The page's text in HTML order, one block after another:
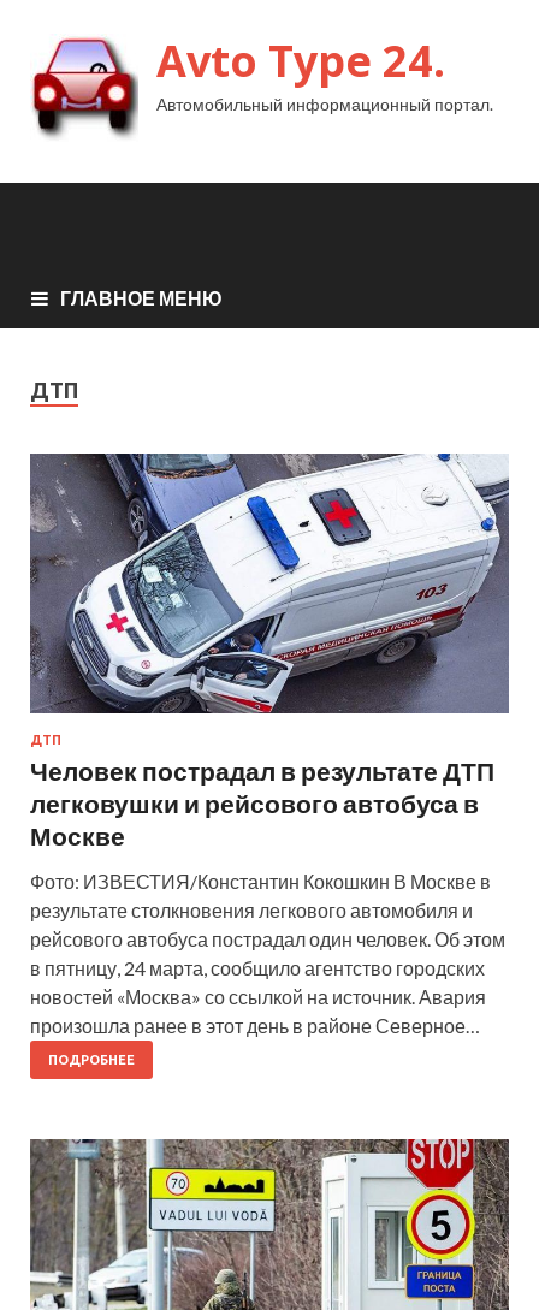
Avto Type 24.
Автомобильный информационный портал.
ГЛАВНОЕ МЕНЮ
ДТП
ДТП
Человек пострадал в результате ДТП
легковушки и рейсового автобуса в
Москве
Фото: ИЗВЕСТИЯ/Константин Кокошкин В Москве в
результате столкновения легкового автомобиля и
рейсового автобуса пострадал один человек. Об этом
в пятницу, 24 марта, сообщило агентство городских
новостей «Москва» со ссылкой на источник. Авария
произошла ранее в этот день в районе Северное…
ПОДРОБНЕЕ